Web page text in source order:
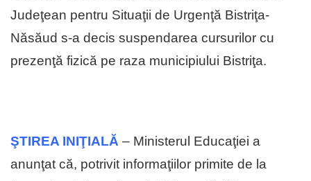
Judeţean pentru Situaţii de Urgenţă Bistriţa-
Năsăud s-a decis suspendarea cursurilor cu
prezenţă fizică pe raza municipiului Bistriţa.
ŞTIREA INIŢIALĂ – Ministerul Educaţiei a
anunţat că, potrivit informaţiilor primite de la